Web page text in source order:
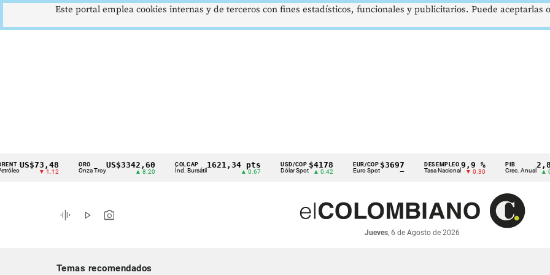
Cintillo
indicadores
económicos
▼ 1.12
ORO
Onza Troy
US$3342,60 COLCAP
Índ. Bursátil
1621,34 pts USD/COP
Dólar Spot
$4178
▲ 0.42
EUR/COP
Euro Spot
$3697
—
DESEMPLEO
Tasa Nacional
9,9 %
▼ 0.30
PIB
Crec. Anual
2,8 %
▲ 0.10
graphic_eq play_arrow photo_camera
Jueves, 6 de Agosto de 2026
Temas recomendados
Este portal emplea cookies internas y de terceros con fines estadísticos, funcionales y publicitarios. Puede aceptarlas